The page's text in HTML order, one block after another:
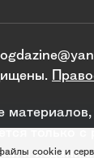
только
и издания.
cookie и